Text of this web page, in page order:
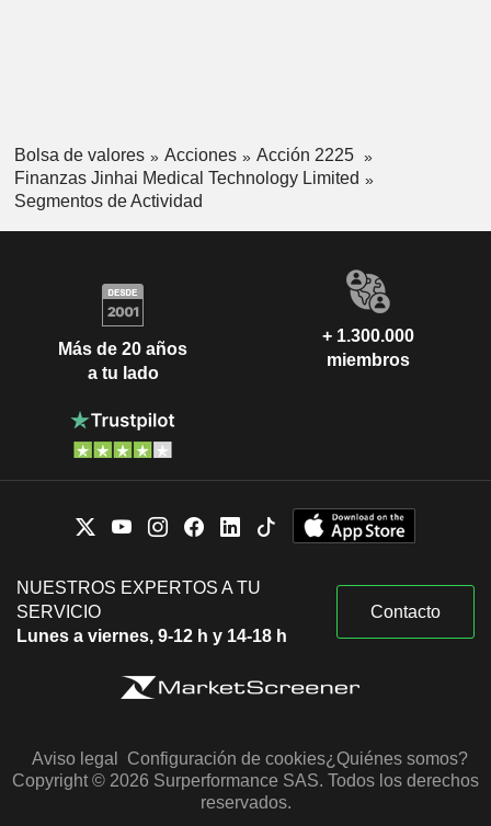
Bolsa de valores Acciones
Acción 2225
Finanzas Jinhai Medical Technology Limited
Segmentos de Actividad
Más de 20 años
a tu lado
+ 1.300.000
miembros
NUESTROS EXPERTOS A TU
SERVICIO
Lunes a viernes, 9-12 h y 14-18 h
Contacto
Aviso legal Configuración de cookies¿Quiénes somos?
Copyright © 2026 Surperformance SAS. Todos los derechos
reservados.